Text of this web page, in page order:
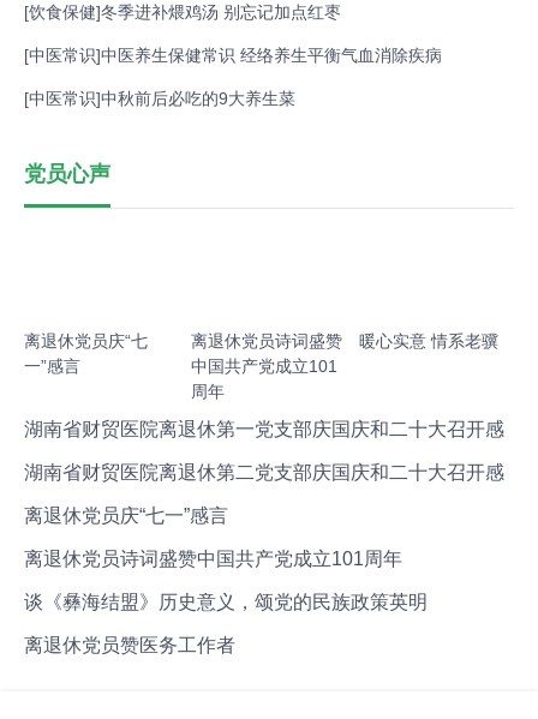
[饮食保健]冬季进补煨鸡汤 别忘记加点红枣
[中医常识]中医养生保健常识 经络养生平衡气血消除疾病
[中医常识]中秋前后必吃的9大养生菜
党员心声
离退休党员庆“七
一”感言
离退休党员诗词盛赞
中国共产党成立101
周年
暖心实意 情系老骥
湖南省财贸医院离退休第一党支部庆国庆和二十大召开感
言汇集
湖南省财贸医院离退休第二党支部庆国庆和二十大召开感
言汇集
离退休党员庆“七一”感言
离退休党员诗词盛赞中国共产党成立101周年
谈《彝海结盟》历史意义，颂党的民族政策英明
离退休党员赞医务工作者